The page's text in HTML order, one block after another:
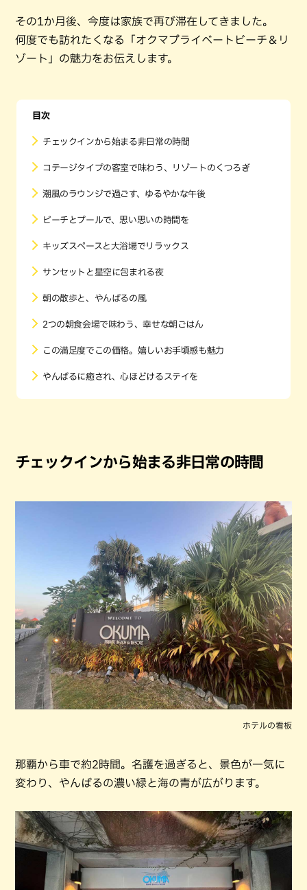
その1か月後、今度は家族で再び滞在してきました。
何度でも訪れたくなる「オクマプライベートビーチ＆リ
ゾート」の魅力をお伝えします。
目次
チェックインから始まる非日常の時間
コテージタイプの客室で味わう、リゾートのくつろぎ
潮風のラウンジで過ごす、ゆるやかな午後
ビーチとプールで、思い思いの時間を
キッズスペースと大浴場でリラックス
サンセットと星空に包まれる夜
朝の散歩と、やんばるの風
2つの朝食会場で味わう、幸せな朝ごはん
この満足度でこの価格。嬉しいお手頃感も魅力
やんばるに癒され、心ほどけるステイを
チェックインから始まる非日常の時間
ホテルの看板
那覇から車で約2時間。名護を過ぎると、景色が一気に
変わり、やんばるの濃い緑と海の青が広がります。